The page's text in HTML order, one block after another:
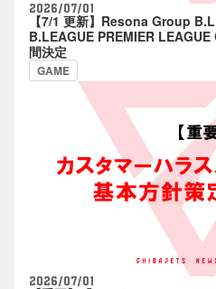
2026/07/01
【7/1 更新】Resona Group
B.LEAGUE PREMIER
間決定
GAME
2026/07/01